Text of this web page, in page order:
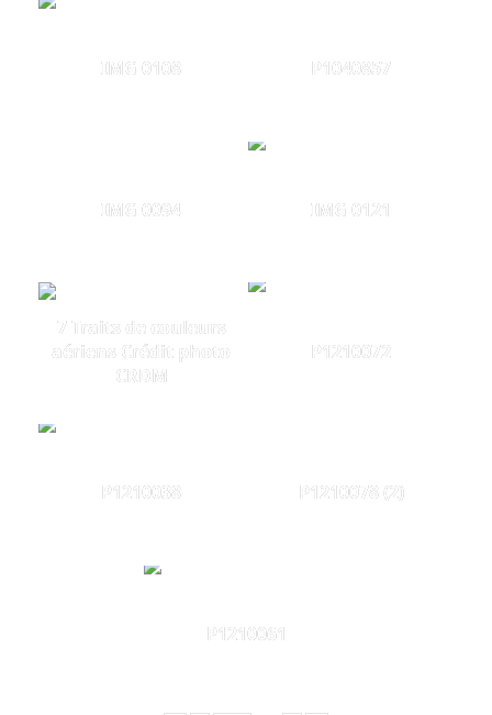
IMG 0108 P1040857
IMG 0094 IMG 0121
7 Traits de couleurs
aériens Crédit photo
CRDM
P1210072
P1210038 P1210078 (2)
P1210061